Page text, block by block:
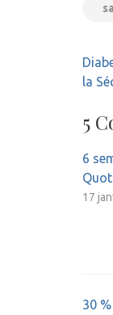
de
la
5
6
17
30